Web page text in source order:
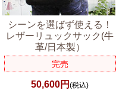
シーンを選ばず使える！
レザーリュックサック(牛
革/日本製）
完売
50,600円(税込)